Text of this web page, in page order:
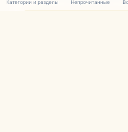
Категории и разделы Непрочитанные